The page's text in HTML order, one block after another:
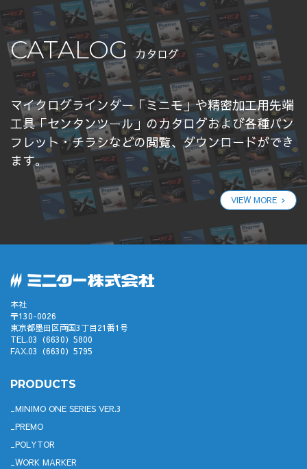
CATALOG カタログ
マイクログラインダー「ミニモ」や精密加工用先端
工具「センタンツール」のカタログおよび各種パン
フレット・チラシなどの閲覧、ダウンロードができ
ます。
VIEW MORE
本社
〒130-0026
東京都墨田区両国3丁目21番1号
TEL.03（6630）5800
FAX.03（6630）5795
PRODUCTS
MINIMO ONE SERIES VER.3
PREMO
POLYTOR
WORK MARKER